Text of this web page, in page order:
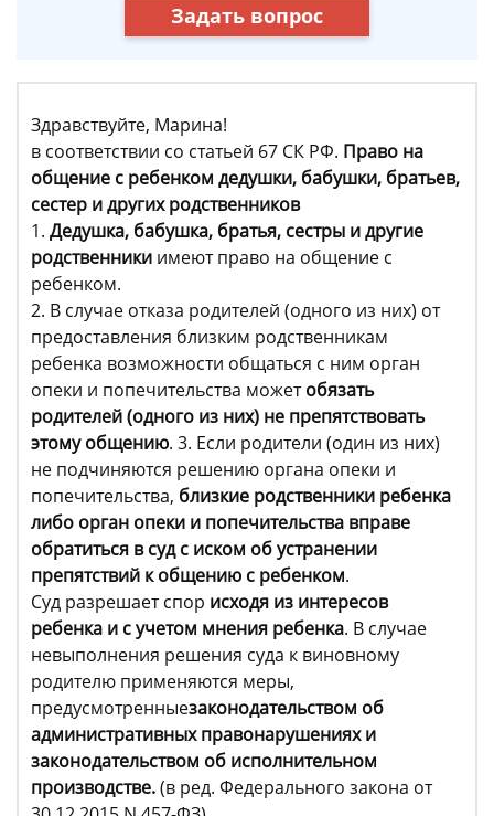
Задать вопрос
Здравствуйте, Марина!
в соответствии со статьей 67 СК РФ. Право на
общение с ребенком дедушки, бабушки, братьев,
сестер и других родственников
1. Дедушка, бабушка, братья, сестры и другие
родственники имеют право на общение с
ребенком.
2. В случае отказа родителей (одного из них) от
предоставления близким родственникам
ребенка возможности общаться с ним орган
опеки и попечительства можетобязать
родителей (одного из них) не препятствовать
этому общению. 3. Если родители (один из них)
не подчиняются решению органа опеки и
попечительства, близкие родственники ребенка
либо орган опеки и попечительства вправе
обратиться в суд с иском об устранении
препятствий к общению с ребенком.
Суд разрешает спор исходя из интересов
ребенка и с учетом мнения ребенка. В случае
невыполнения решения суда к виновному
родителю применяются меры,
предусмотренныезаконодательством об
административных правонарушениях и
законодательством об исполнительном
производстве.(в ред. Федерального закона от